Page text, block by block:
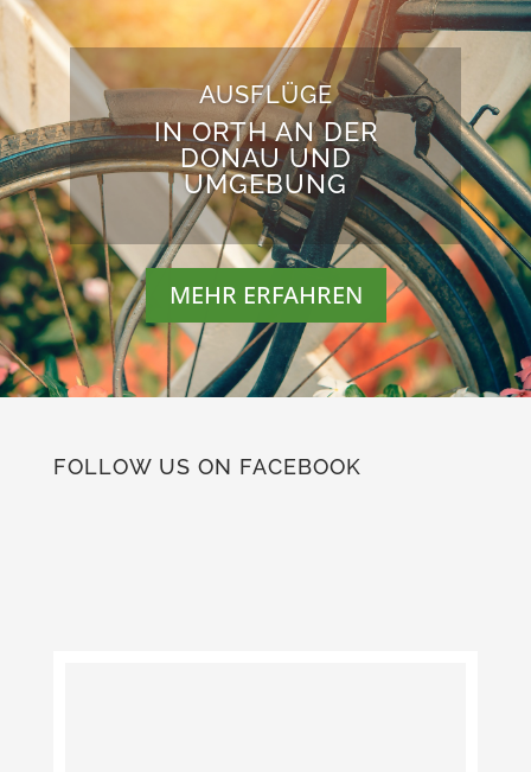
AUSFLÜGE
IN ORTH AN DER
DONAU UND
UMGEBUNG
MEHR ERFAHREN
FOLLOW US ON FACEBOOK